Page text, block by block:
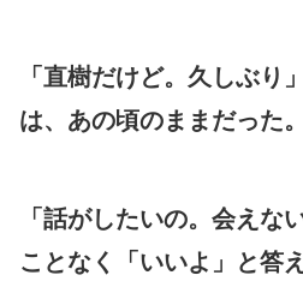
「直樹だけど。久しぶり
は、あの頃のままだった。
「話がしたいの。会えな
ことなく「いいよ」と答え